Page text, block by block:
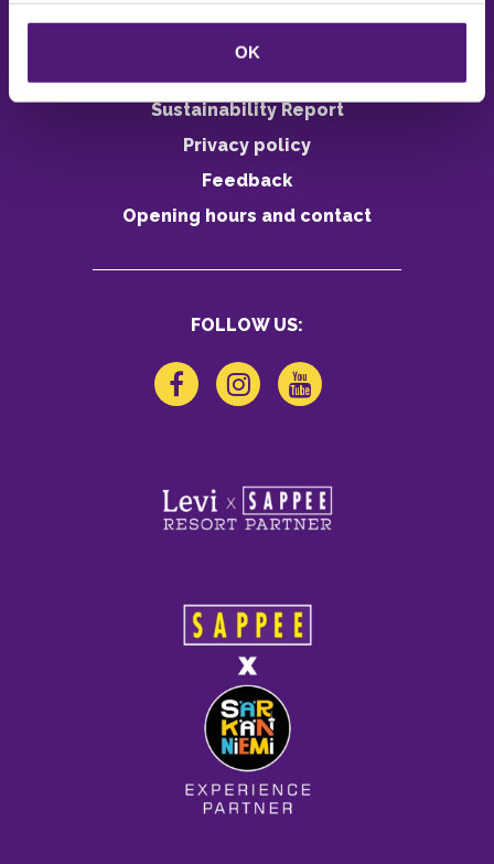
OK
Sustainability Report
Privacy policy
Feedback
Opening hours and contact
FOLLOW US: